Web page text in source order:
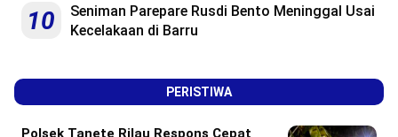
10
Seniman Parepare Rusdi Bento Meninggal Usai
Kecelakaan di Barru
PERISTIWA
Polsek Tanete Rilau Respons Cepat